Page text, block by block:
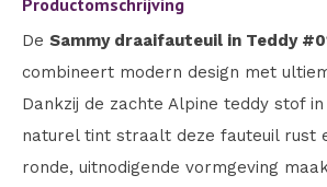
Productomschrijving
De Sammy draaifauteuil in Teddy
combineert modern design met
Dankzij de zachte Alpine teddy stof
naturel tint straalt deze fauteuil rust
ronde, uitnodigende vormgeving